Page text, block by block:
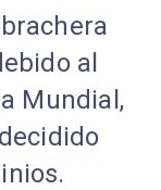
al
Mundial,